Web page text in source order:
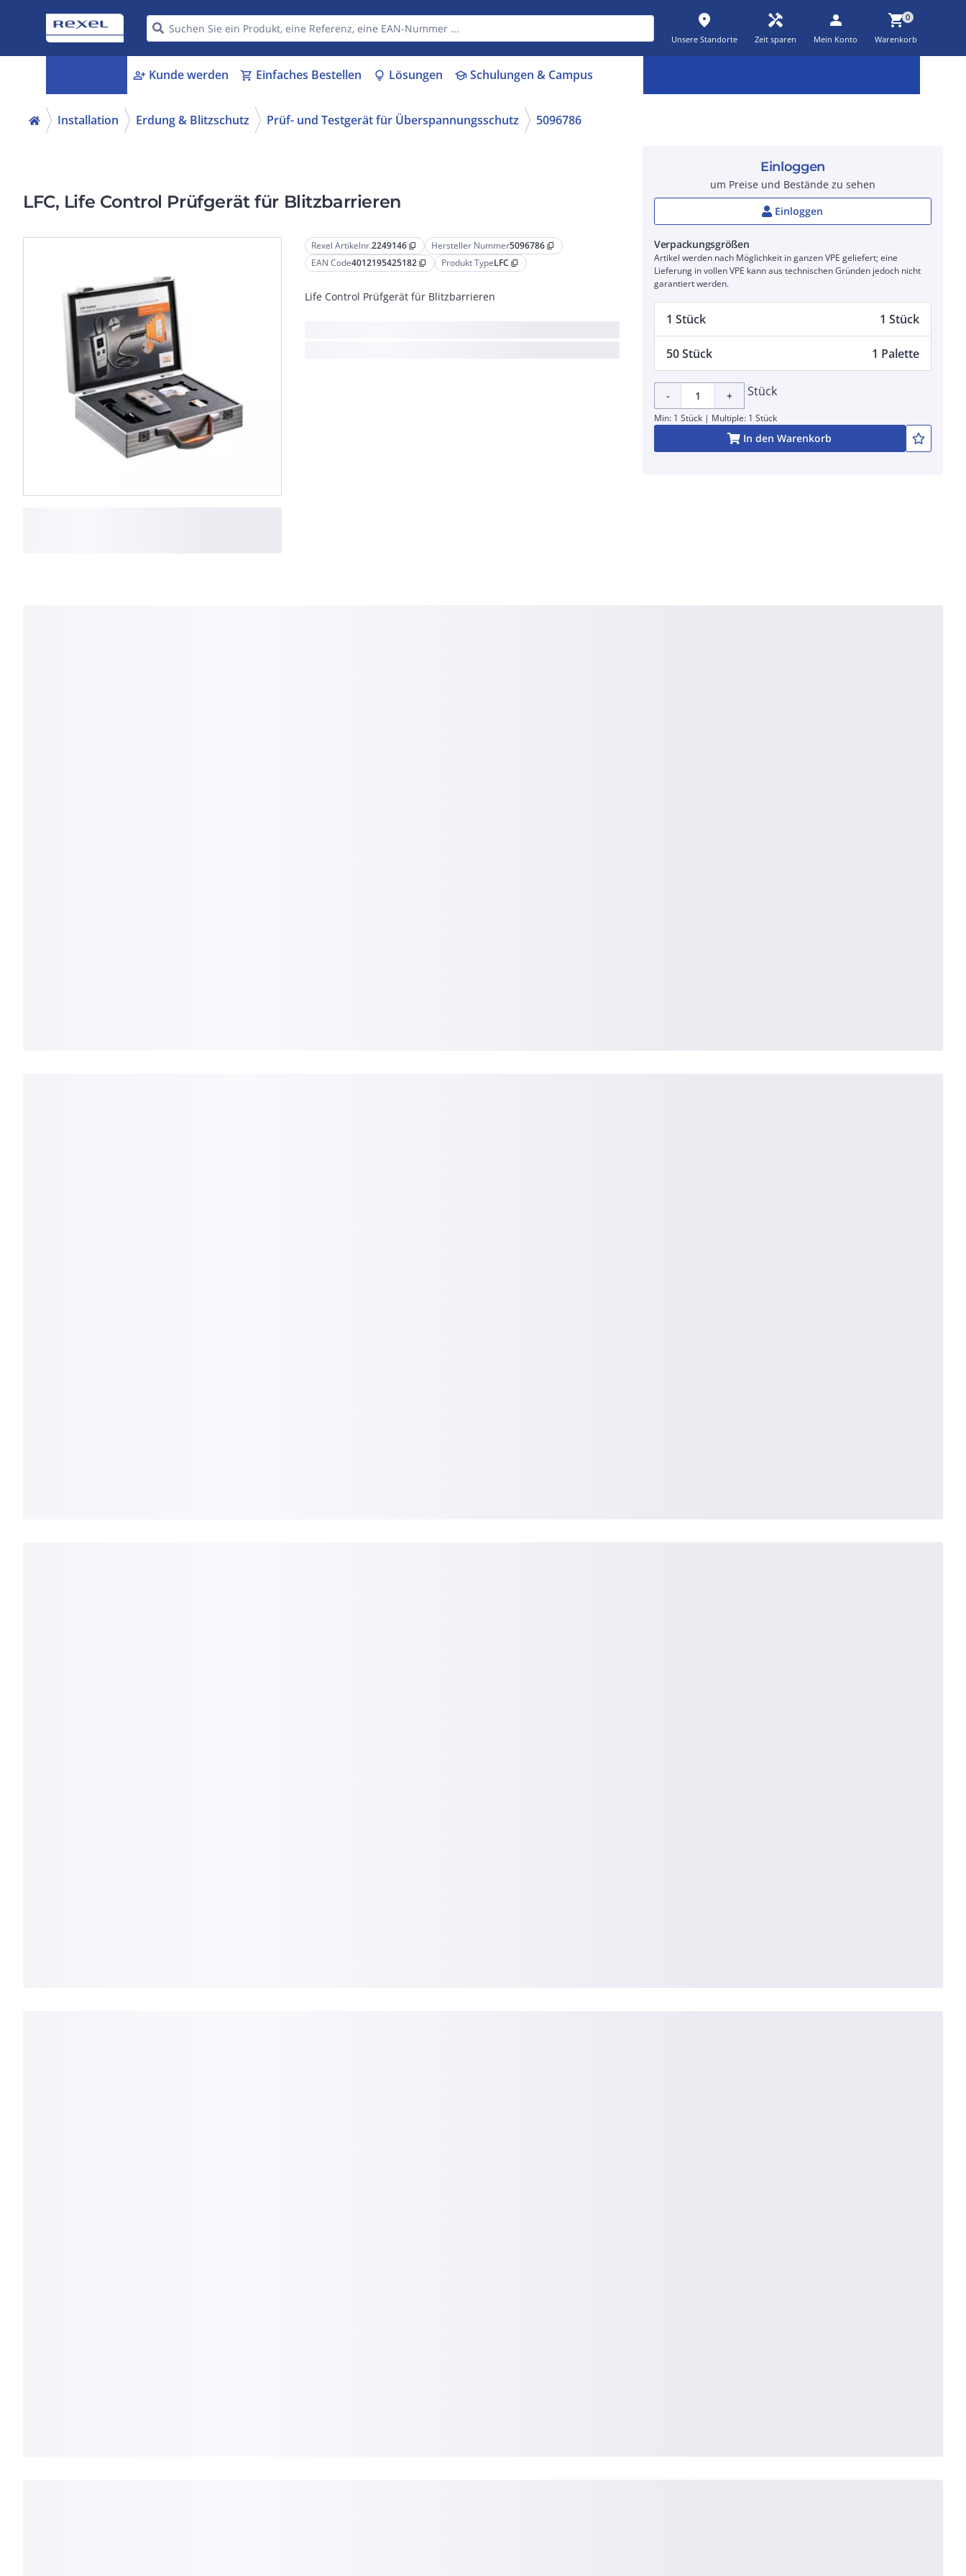
place
Unsere Standorte
handyman
Zeit sparen
person
Mein Konto
shopping_cart0
Warenkorb
person_add Kunde werden shopping_cart Einfaches Bestellen lightbulb Lösungen schoolSchulungen & Campus
Installation Erdung & Blitzschutz Prüf- und Testgerät für Überspannungsschutz 5096786
LFC, Life Control Prüfgerät für Blitzbarrieren
Rexel Artikelnr.2249146 content_copy Hersteller Nummer5096786 content_copy
EAN Code4012195425182 content_copy Produkt TypeLFC content_copy
Life Control Prüfgerät für Blitzbarrieren
Einloggen
um Preise und Bestände zu sehen
Einloggen
Verpackungsgrößen
Artikel werden nach Möglichkeit in ganzen VPE geliefert; eine
Lieferung in vollen VPE kann aus technischen Gründen jedoch nicht
garantiert werden.
1 Stück 1 Stück
50 Stück 1 Palette
- + Stück
Min: 1 Stück | Multiple: 1 Stück
In den Warenkorb